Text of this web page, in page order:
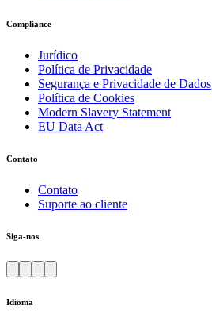
Compliance
Jurídico
Política de Privacidade
Segurança e Privacidade de Dados
Política de Cookies
Modern Slavery Statement
EU Data Act
Contato
Contato
Suporte ao cliente
Siga-nos
Idioma